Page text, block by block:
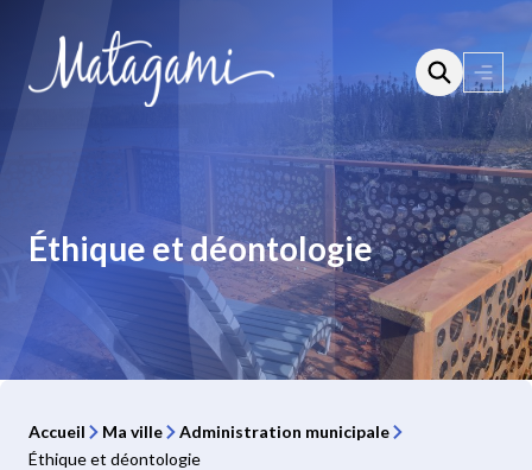
contenu
le
menu
Éthique et déontologie
Accueil Ma ville
Administration municipale
Éthique et déontologie